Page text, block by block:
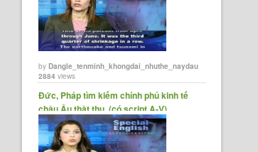
byDangle_tenminh_khongdai_nhuthe_naydau
2884 views
Đức, Pháp tìm kiếm chính phủ kinh tế
châu Âu thật thụ. (có script A-V)